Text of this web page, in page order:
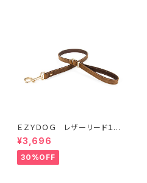
ＥＺＹＤＯＧ レザーリード１０６
ｃｍ（全2色）
¥3,696
30%OFF